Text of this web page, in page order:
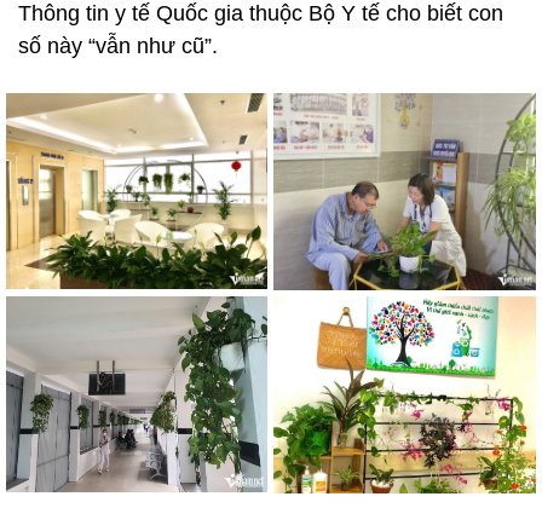
Thông tin y tế Quốc gia thuộc Bộ Y tế cho biết con
số này “vẫn như cũ”.